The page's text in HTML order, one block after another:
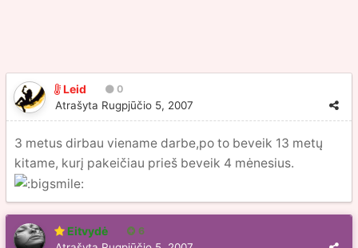
Leid 0
Atrašyta Rugpjūčio 5, 2007
3 metus dirbau viename darbe,po to beveik 13 metų
kitame, kurį pakeičiau prieš beveik 4 mėnesius.
Eitvydė 6